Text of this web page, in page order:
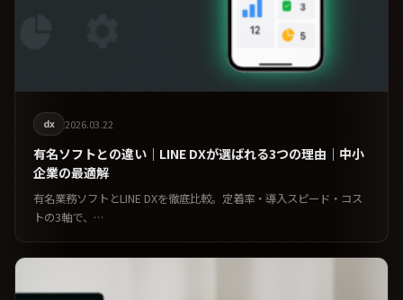
dx 2026.03.22
有名ソフトとの違い｜LINE DXが選ばれる3つの理由｜中小
企業の最適解
有名業務ソフトとLINE DXを徹底比較。定着率・導入スピード・コス
トの3軸で、…